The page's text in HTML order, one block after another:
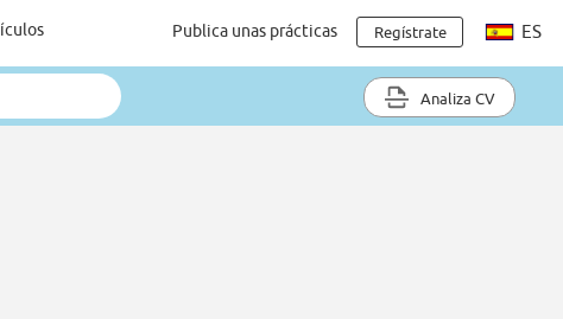
Publica unas prácticas Regístrate ES
Analiza CV